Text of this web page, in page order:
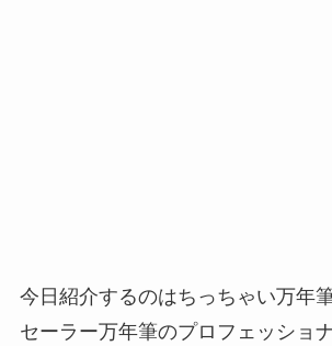
今日紹介するのはちっちゃい万年筆
セーラー万年筆のプロフェッショ